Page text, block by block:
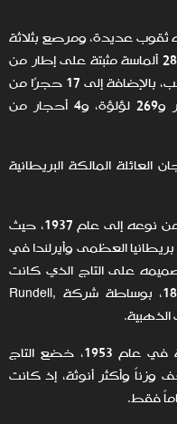
ثقوب عديدة، ومرصع بثلاثة
أحجار كبيرة للغاية، وبما مجموعه 2868 ألماسة مثبتة على إطار من
الفضة، وأحجار ملونة بحواف من الذهب، بالإضافة إلى 17 حجرًا من
الياقوت و11 حجرًا من الزمرد الأخضر و269 لؤلؤة، و4 أحجار من
المالكة البريطانية
تعود أصول هذا التاج الملكي الفريد من نوعه إلى عام 1937، حيث
العظمى وأيرلندا في
واعتمد تصميمه على التاج الذي كانت
ترتديه الملكة فيكتوريا في عام 1838، بوساطة شركة Rundell,
ومن أجل تتويج الملكة إليزابيث الثانية في عام 1953، خضع التاج
وزناً وأكثر أنوثة، إذ كانت